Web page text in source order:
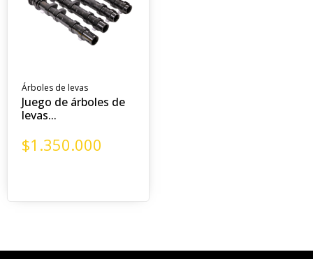
Árboles de levas
Juego de árboles de
levas...
$1.350.000